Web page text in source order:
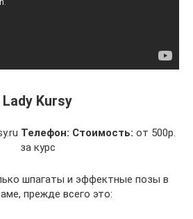
Lady Kursy
Телефон: Стоимость: от 500р.
за курс
шпагаты и эффектные позы в
прежде всего это: